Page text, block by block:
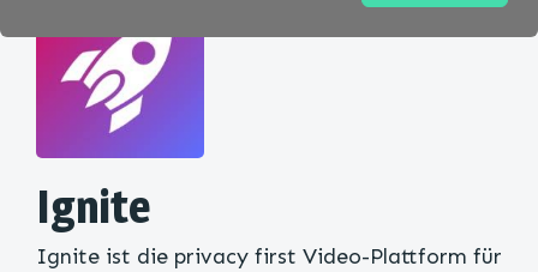
Ignite
Ignite ist die privacy first Video-Plattform für